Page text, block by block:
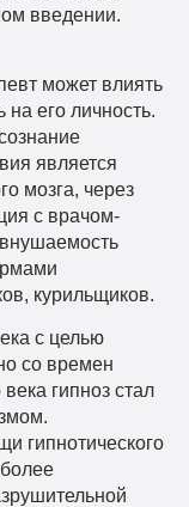
введении.
может влиять
на его личность.
является
мозга, через
с врачом-
курильщиков.
с целью
со времен
гипноз стал
гипнотического